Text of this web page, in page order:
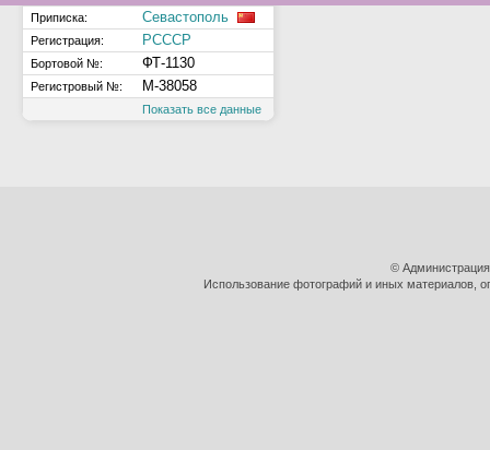
Приписка: Севастополь
Регистрация: РСССР
Бортовой №: ФТ-1130
Регистровый №: М-38058
Показать все данные
©
Использование фотографий и иных материалов,